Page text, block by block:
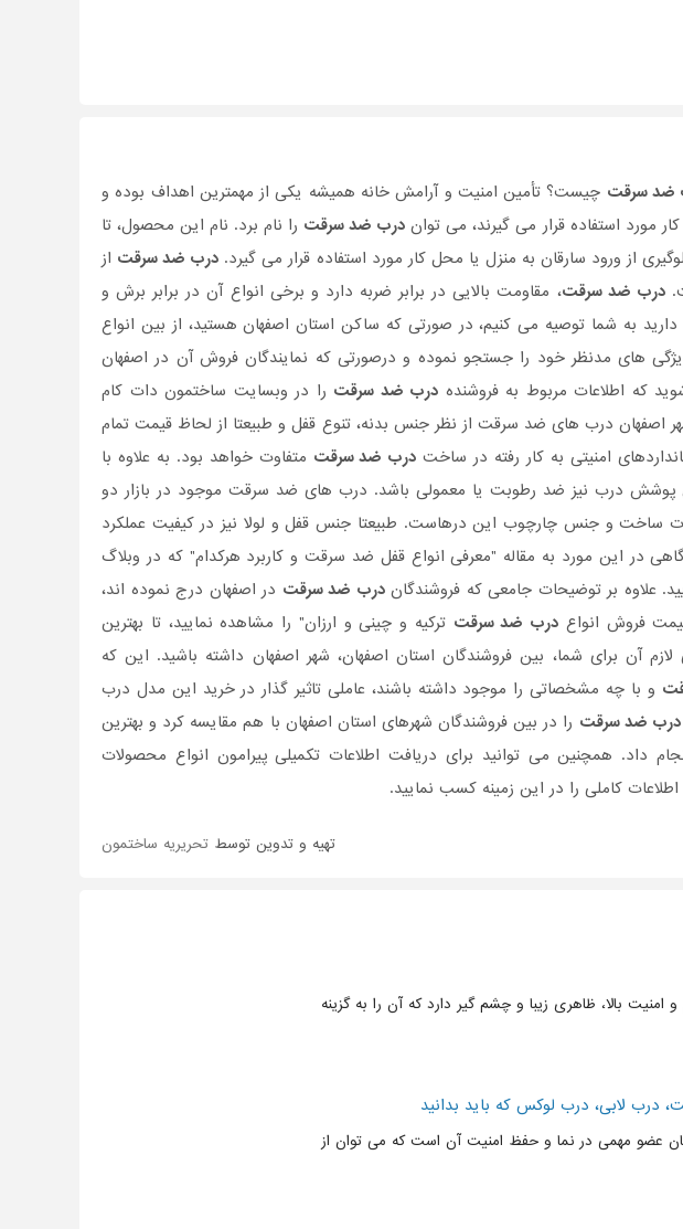
ضد سرقت چیست؟ تأمین امنیت و آرامش خانه همیشه یکی از مهمترین اهداف بوده و
مورد استفاده قرار می گیرند، می توان درب ضد سرقت را نام برد. نام این محصول، تا
از ورود سارقان به منزل یا محل کار مورد استفاده قرار می گیرد. درب ضد سرقت از
درب ضد سرقت، مقاومت بالایی در برابر ضربه دارد و برخی انواع آن در برابر برش و
دارید به شما توصیه می کنیم، در صورتی که ساکن استان اصفهان هستید، از بین انواع
های مدنظر خود را جستجو نموده و درصورتی که نمایندگان فروش آن در اصفهان
که اطلاعات مربوط به فروشنده درب ضد سرقت را در وبسایت ساختمون دات کام
اصفهان درب های ضد سرقت از نظر جنس بدنه، تنوع قفل و طبیعتا از لحاظ قیمت تمام
امنیتی به کار رفته در ساخت درب ضد سرقت متفاوت خواهد بود. به علاوه با
درب نیز ضد رطوبت یا معمولی باشد. درب های ضد سرقت موجود در بازار دو
ساخت و جنس چارچوب این درهاست. طبیعتا جنس قفل و لولا نیز در کیفیت عملکرد
در این مورد به مقاله "معرفی انواع قفل ضد سرقت و کاربرد هرکدام" که در وبلاگ
علاوه بر توضیحات جامعی که فروشندگاندرب ضد سرقت در اصفهان درج نموده اند،
فروش انواع درب ضد سرقت ترکیه و چینی و ارزان" را مشاهده نمایید، تا بهترین
لازم آن برای شما، بین فروشندگان استان اصفهان، شهر اصفهان داشته باشید. این که
و با چه مشخصاتی را موجود داشته باشند، عاملی تاثیر گذار در خرید این مدل درب
درب ضد سرقت را در بین فروشندگان شهرهای استان اصفهان با هم مقایسه کرد و بهترین
داد. همچنین می توانید برای دریافت اطلاعات تکمیلی پیرامون انواع محصولات
کاملی را در این زمینه کسب نمایید.
تهیه و تدوین توسط تحریریه ساختمون
بالا، ظاهری زیبا و چشم گیر دارد که آن را به گزینه
درب لابی، درب لوکس که باید بدانید
عضو مهمی در نما و حفظ امنیت آن است که می توان از